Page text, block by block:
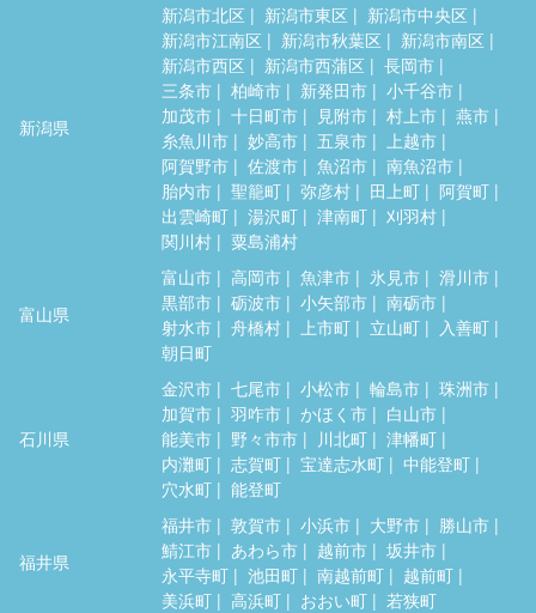
新潟県
新潟市北区 新潟市東区
新潟市中央区
新潟市江南区
新潟市秋葉区
新潟市南区
新潟市西区
新潟市西蒲区
長岡市
三条市
柏崎市 新発田市
小千谷市
加茂市
十日町市 見附市 村上市
燕市
糸魚川市
妙高市 五泉市
上越市
阿賀野市
佐渡市 魚沼市
南魚沼市
胎内市
聖籠町 弥彦村 田上町
阿賀町
出雲崎町
湯沢町 津南町
刈羽村
関川村
粟島浦村
富山県
富山市 高岡市 魚津市 氷見市
滑川市
黒部市
砺波市 小矢部市
南砺市
射水市
舟橋村 上市町 立山町
入善町
朝日町
石川県
金沢市 七尾市 小松市 輪島市
珠洲市
加賀市
羽咋市 かほく市
白山市
能美市
野々市市 川北町
津幡町
内灘町
志賀町 宝達志水町
中能登町
穴水町
能登町
福井県
福井市 敦賀市 小浜市 大野市
勝山市
鯖江市
あわら市 越前市
坂井市
永平寺町
池田町 南越前町
越前町
美浜町
高浜町 おおい町 若狭町